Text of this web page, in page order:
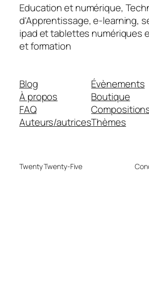
Education et numérique,
d'Apprentissage, e-learning,
ipad et tablettes numériques
et formation
Blog
À propos
FAQ
Auteurs/autrices
Évènements
Boutique
Thèmes
Twenty Twenty-Five